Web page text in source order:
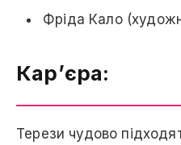
Фріда Кало
Кар’єра:
Терези чудово